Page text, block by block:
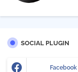
SOCIAL PLUGIN
Facebook